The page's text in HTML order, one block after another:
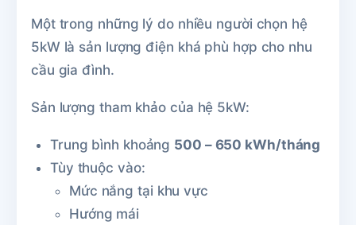
Một trong những lý do nhiều người chọn hệ
5kW là sản lượng điện khá phù hợp cho nhu
cầu gia đình.
Sản lượng tham khảo của hệ 5kW:
Trung bình khoảng 500 – 650 kWh/tháng
Tùy thuộc vào:
Mức nắng tại khu vực
Hướng mái